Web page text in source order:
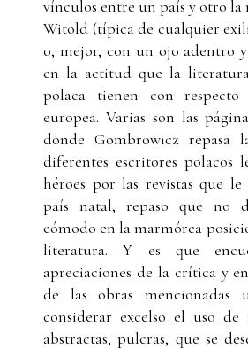
vínculos entre un país y otro la
Witold (típica de cualquier
o, mejor, con un ojo adentro
en la actitud que la
polaca tienen con
europea. Varias son las
donde Gombrowicz repasa
diferentes escritores polacos
héroes por las revistas que le
país natal, repaso que no
cómodo en la marmórea
literatura. Y es que
apreciaciones de la crítica y
de las obras mencionadas
considerar excelso el uso de
abstractas, pulcras, que se